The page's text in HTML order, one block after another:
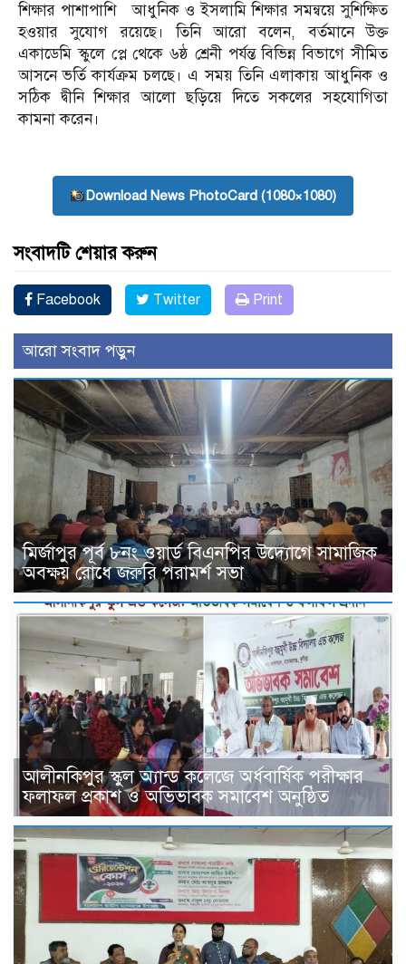
শিক্ষার পাশাপাশি আধুনিক ও ইসলামি শিক্ষার সমন্বয়ে সুশিক্ষিত
হওয়ার সুযোগ রয়েছে। তিনি আরো বলেন, বর্তমানে উক্ত
একাডেমি স্কুলে প্লে থেকে ৬ষ্ঠ শ্রেনী পর্যন্ত বিভিন্ন বিভাগে সীমিত
আসনে ভর্তি কার্যক্রম চলছে। এ সময় তিনি এলাকায় আধুনিক ও
সঠিক দ্বীনি শিক্ষার আলো ছড়িয়ে দিতে সকলের সহযোগিতা
কামনা করেন।
Download News PhotoCard (1080×1080)
সংবাদটি শেয়ার করুন
Facebook Twitter Print
আরো সংবাদ পড়ুন
মির্জাপুর পূর্ব ৮নং ওয়ার্ড বিএনপির উদ্যোগে সামাজিক
অবক্ষয় রোধে জরুরি পরামর্শ সভা
আলীনকিপুর স্কুল অ্যান্ড কলেজে অর্ধবার্ষিক পরীক্ষার
ফলাফল প্রকাশ ও অভিভাবক সমাবেশ অনুষ্ঠিত